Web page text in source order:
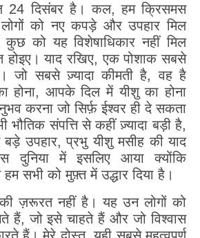
24 दिसंबर है। कल, हम क्रिसमस
को नए कपड़े और उपहार मिल
को यह विशेषाधिकार नहीं मिल
होइए। याद रखिए, एक पोशाक सबसे
जो सबसे ज़्यादा कीमती है, वह है
आपके दिल में यीशु का होना
करना जो सिर्फ़ ईश्वर ही दे सकता
भौतिक संपत्ति से कहीं ज़्यादा बड़ी है,
उपहार, प्रभु यीशु मसीह की याद
दुनिया में इसलिए आया क्योंकि
हम सभी को मुफ़्त में उद्धार दिया है।
ज़रूरत नहीं है। यह उन लोगों को
हैं, जो इसे चाहते हैं और जो विश्वास